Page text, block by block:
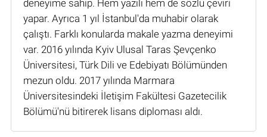
deneyime sahip. Hem yazılı hem de sözlü çeviri
yapar. Ayrıca 1 yıl İstanbul'da muhabir olarak
çalıştı. Farklı konularda makale yazma deneyimi
var. 2016 yılında Kyiv Ulusal Taras Şevçenko
Üniversitesi, Türk Dili ve Edebiyatı Bölümünden
mezun oldu. 2017 yılında Marmara
Üniversitesindeki İletişim Fakültesi Gazetecilik
Bölümü'nü bitirerek lisans diploması aldı.